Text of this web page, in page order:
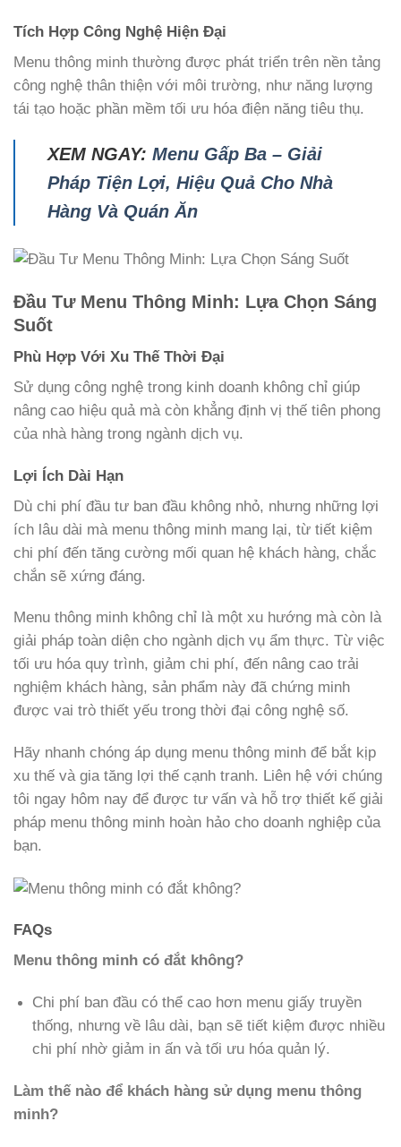
Tích Hợp Công Nghệ Hiện Đại
Menu thông minh thường được phát triển trên nền tảng
công nghệ thân thiện với môi trường, như năng lượng
tái tạo hoặc phần mềm tối ưu hóa điện năng tiêu thụ.
XEM NGAY: Menu Gấp Ba – Giải
Pháp Tiện Lợi, Hiệu Quả Cho Nhà
Hàng Và Quán Ăn
Đầu Tư Menu Thông Minh: Lựa Chọn Sáng
Suốt
Phù Hợp Với Xu Thế Thời Đại
Sử dụng công nghệ trong kinh doanh không chỉ giúp
nâng cao hiệu quả mà còn khẳng định vị thế tiên phong
của nhà hàng trong ngành dịch vụ.
Lợi Ích Dài Hạn
Dù chi phí đầu tư ban đầu không nhỏ, nhưng những lợi
ích lâu dài mà menu thông minh mang lại, từ tiết kiệm
chi phí đến tăng cường mối quan hệ khách hàng, chắc
chắn sẽ xứng đáng.
Menu thông minh không chỉ là một xu hướng mà còn là
giải pháp toàn diện cho ngành dịch vụ ẩm thực. Từ việc
tối ưu hóa quy trình, giảm chi phí, đến nâng cao trải
nghiệm khách hàng, sản phẩm này đã chứng minh
được vai trò thiết yếu trong thời đại công nghệ số.
Hãy nhanh chóng áp dụng menu thông minh để bắt kịp
xu thế và gia tăng lợi thế cạnh tranh. Liên hệ với chúng
tôi ngay hôm nay để được tư vấn và hỗ trợ thiết kế giải
pháp menu thông minh hoàn hảo cho doanh nghiệp của
bạn.
FAQs
Menu thông minh có đắt không?
Chi phí ban đầu có thể cao hơn menu giấy truyền
thống, nhưng về lâu dài, bạn sẽ tiết kiệm được nhiều
chi phí nhờ giảm in ấn và tối ưu hóa quản lý.
Làm thế nào để khách hàng sử dụng menu thông
minh?